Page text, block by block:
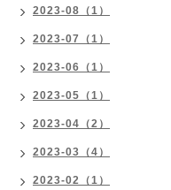
2023-08（1）
2023-07（1）
2023-06（1）
2023-05（1）
2023-04（2）
2023-03（4）
2023-02（1）